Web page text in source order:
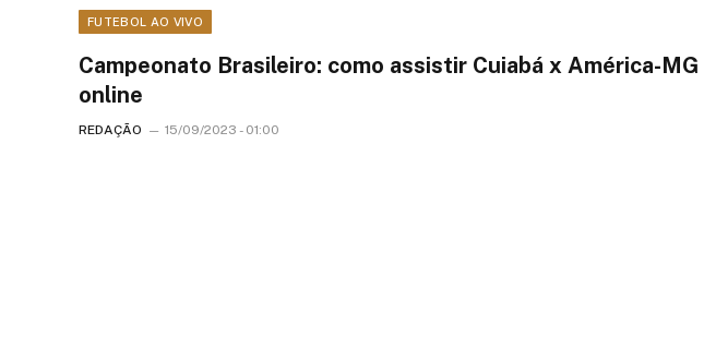
FUTEBOL AO VIVO
Campeonato Brasileiro: como assistir Cuiabá x América-MG
online
REDAÇÃO 15/09/2023 - 01:00